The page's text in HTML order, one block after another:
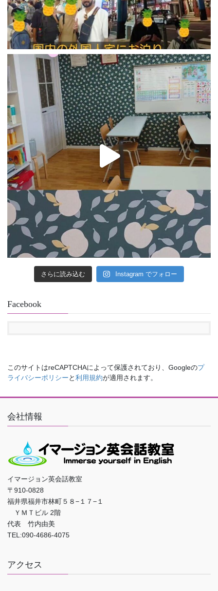
さらに読み込む Instagram でフォロー
Facebook
このサイトはreCAPTCHAによって保護されており、Googleのプ
ライバシーポリシーと利用規約が適用されます。
会社情報
イマージョン英会話教室
〒910-0828
福井県福井市林町５８−１７−１
ＹＭＴビル 2階
代表 竹内由美
TEL:090-4686-4075
アクセス